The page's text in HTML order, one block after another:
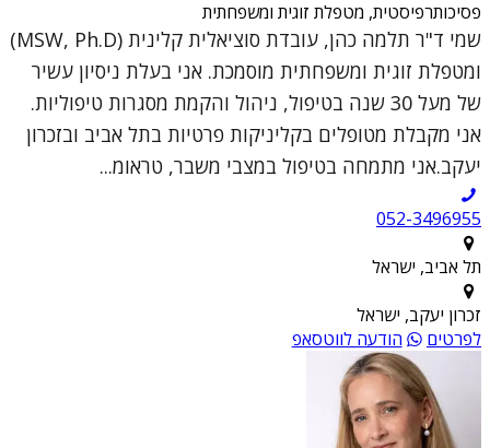
פסיכותרפיסטית, מטפלת זוגית ומשפחתית
שמי ד"ר תלמה כהן, עובדת סוציאלית קלינית (MSW, Ph.D)
ומטפלת זוגית ומשפחתית מוסמכת. אני בעלת ניסיון עשיר
של מעל 30 שנה בטיפול, ניהול והקמת מסגרות טיפוליות.
אני מקבלת מטופלים בקליניקות פרטיות בתל אביב ובזכרון
יעקב.אני מתמחה בטיפול במצבי משבר, טראומ...
052-3496955
תל אביב, ישראל
זכרון יעקב, ישראל
לפרטים
הודעה לווטסאפ